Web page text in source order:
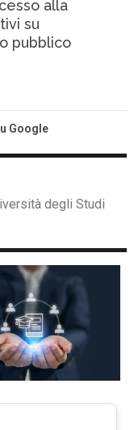
alla
su
pubblico
Google
degli Studi